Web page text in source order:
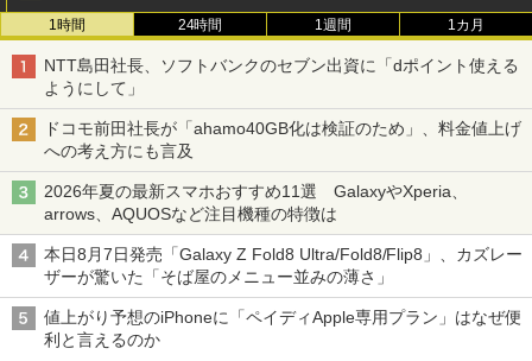
1時間 24時間 1週間 1カ月
NTT島田社長、ソフトバンクのセブン出資に「dポイント使える
ようにして」
ドコモ前田社長が「ahamo40GB化は検証のため」、料金値上げ
への考え方にも言及
2026年夏の最新スマホおすすめ11選 GalaxyやXperia、
arrows、AQUOSなど注目機種の特徴は
本日8月7日発売「Galaxy Z Fold8 Ultra/Fold8/Flip8」、カズレー
ザーが驚いた「そば屋のメニュー並みの薄さ」
値上がり予想のiPhoneに「ペイディApple専用プラン」はなぜ便
利と言えるのか